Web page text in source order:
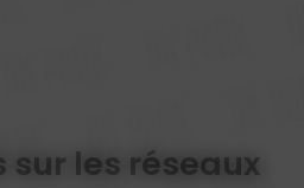
sur les réseaux